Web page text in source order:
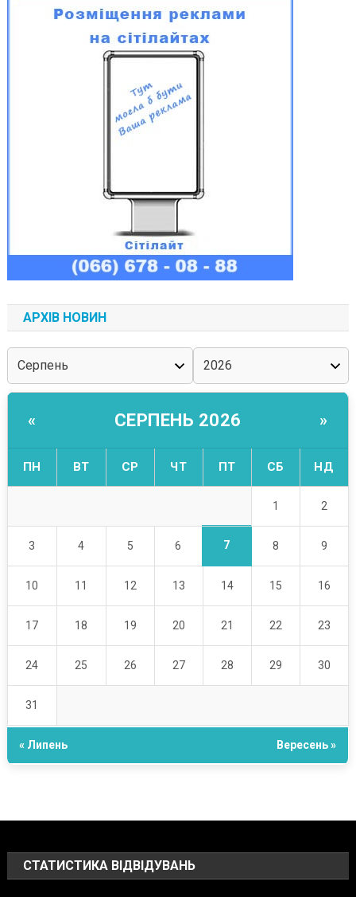
АРХІВ НОВИН
« СЕРПЕНЬ 2026 »
ПН ВТ СР ЧТ ПТ СБ НД
1 2
3 4 5 6 7 8 9
10 11 12 13 14 15 16
17 18 19 20 21 22 23
24 25 26 27 28 29 30
31
« Липень Вересень »
СТАТИСТИКА ВІДВІДУВАНЬ